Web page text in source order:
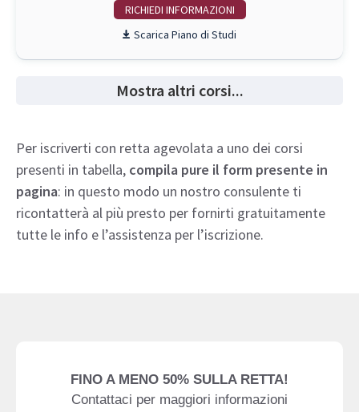
RICHIEDI INFO
Piano di Studi
Mostra altri corsi...
Per iscriverti con retta agevolata a uno dei corsi
presenti in tabella, compila pure il form presente in
pagina: in questo modo un nostro consulente ti
ricontatterà al più presto per fornirti gratuitamente
tutte le info e l’assistenza per l’iscrizione.
FINO A MENO 50% SULLA RETTA!
Contattaci per maggiori informazioni